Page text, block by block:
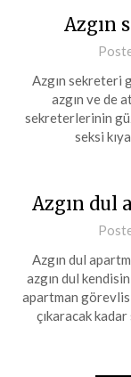
Azgın
Azgın
azgın ve de
sekreterlerinin
seksi
Azgın dul
Azgın dul
azgın dul
apartman
çıkaracak